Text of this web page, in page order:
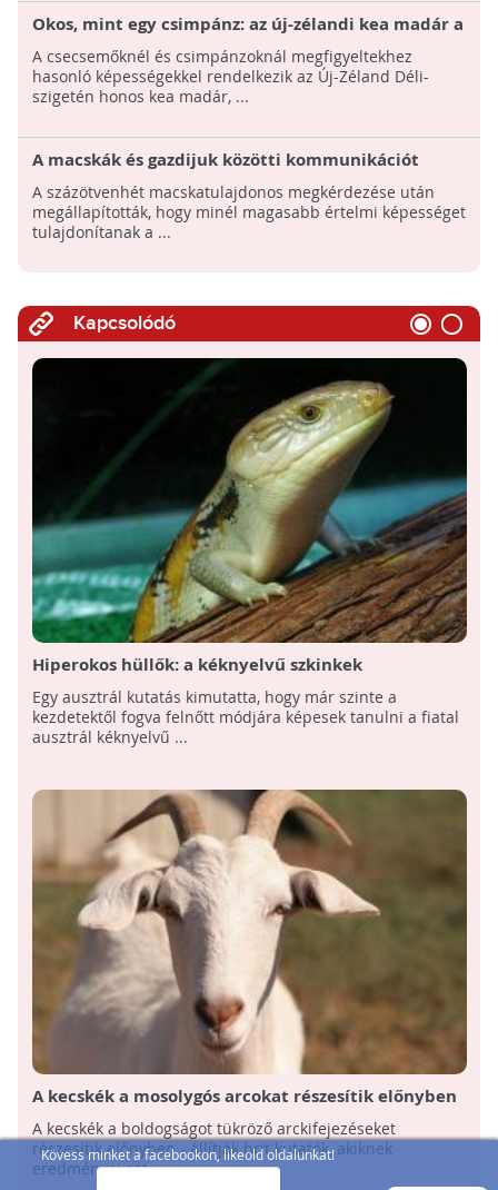
Kövess minket a facebookon, likeold oldalunkat!
Okos, mint egy csimpánz: az új-zélandi kea madár a
főemlősök intelligenciájával rendelkezik
A csecsemőknél és csimpánzoknál megfigyeltekhez
hasonló képességekkel rendelkezik az Új-Zéland Déli-
szigetén honos kea madár, ...
A macskák és gazdijuk közötti kommunikációt
vizsgálták ELTE Etológia Tanszékének kutatói
A százötvenhét macskatulajdonos megkérdezése után
megállapították, hogy minél magasabb értelmi képességet
tulajdonítanak a ...
Kapcsolódó
Hiperokos hüllők: a kéknyelvű szkinkek
Egy ausztrál kutatás kimutatta, hogy már szinte a
kezdetektől fogva felnőtt módjára képesek tanulni a fiatal
ausztrál kéknyelvű ...
A kecskék a mosolygós arcokat részesítik előnyben
A kecskék a boldogságot tükröző arckifejezéseket
részesítik előnyben - állítják brit kutatók, akiknek
eredményei azt ...